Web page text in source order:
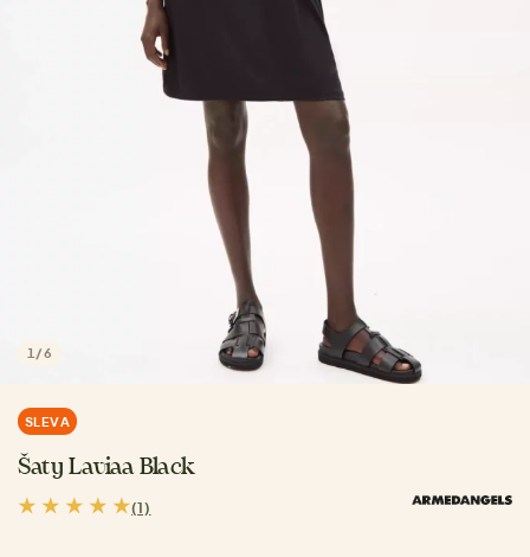
1 /6
SLEVA
Šaty Laviaa Black
(1)